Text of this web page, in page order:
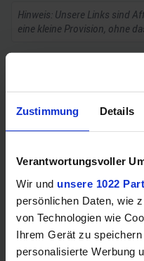
Zustimmung Details
Verantwortungsvoller
Wir und unsere 1022
persönlichen Daten, wie
von Technologien wie
Ihrem Gerät zu
personalisierte Werbung
Hinweis: Unsere Links sind
eine kleine Provision, ohne
GEWINNSPIEL
Gewinne einen
Ti!!